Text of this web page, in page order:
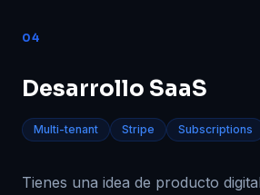
04
Desarrollo SaaS
Multi-tenant Stripe Subscriptions
Tienes una idea de producto